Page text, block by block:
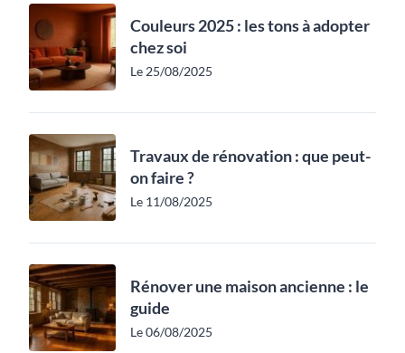
Couleurs 2025 : les tons à adopter
chez soi
Le 25/08/2025
Travaux de rénovation : que peut-
on faire ?
Le 11/08/2025
Rénover une maison ancienne : le
guide
Le 06/08/2025